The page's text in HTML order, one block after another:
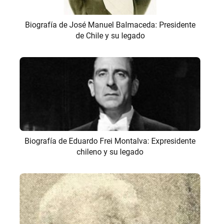
Biografía de José Manuel Balmaceda: Presidente
de Chile y su legado
Biografía de Eduardo Frei Montalva: Expresidente
chileno y su legado